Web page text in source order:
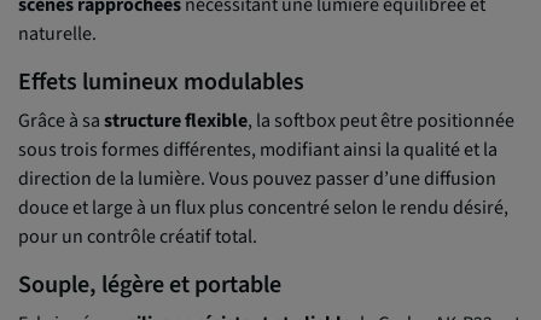
naturelle.
Effets lumineux modulables
Grâce à sastructure flexible, la softbox peut être positionnée
sous trois formes différentes, modifiant ainsi la qualité et la
direction de la lumière. Vous pouvez passer d’une diffusion
douce et large à un flux plus concentré selon le rendu désiré,
pour un contrôle créatif total.
Souple, légère et portable